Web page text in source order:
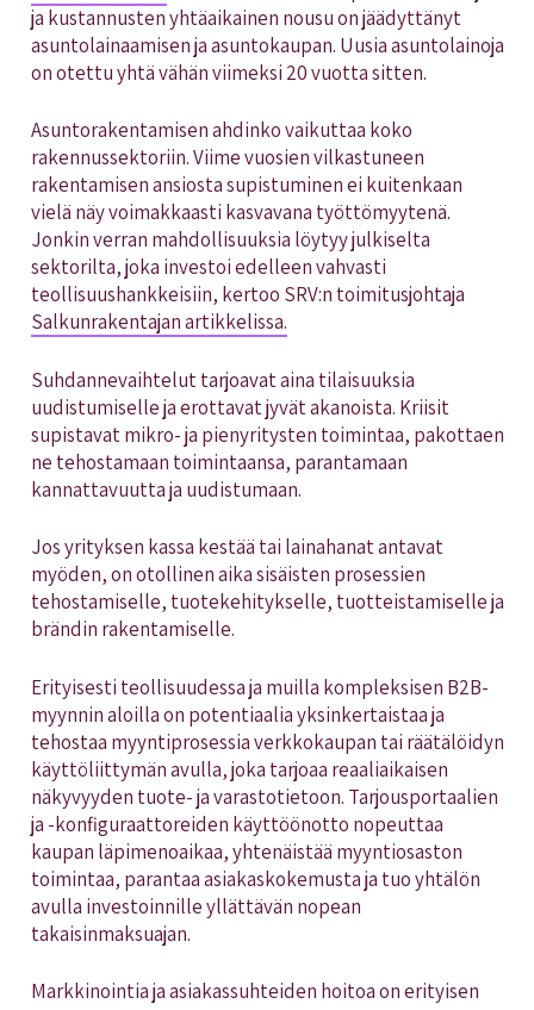
ja kus­tan­nus­ten yh­täai­kai­nen nou­su on jää­dyt­tä­nyt
asun­to­lai­naa­mi­sen ja asun­to­kau­pan. Uusia asuntolainoja
on otettu yhtä vähän viimeksi 20 vuotta sitten.
Asuntorakentamisen ahdinko vaikuttaa koko
rakennussektoriin. Viime vuosien vilkastuneen
rakentamisen ansiosta supistuminen ei kuitenkaan
vielä näy voimakkaasti kasvavana työttömyytenä.
Jonkin verran mahdollisuuksia löytyy julkiselta
sektorilta, joka investoi edelleen vahvasti
teollisuushankkeisiin, kertoo SRV:n toimitusjohtaja
Salkunrakentajan artikkelissa.
Suhdannevaihtelut tarjoavat aina tilaisuuksia
uudistumiselle ja erottavat jyvät akanoista. Kriisit
supistavat mikro- ja pienyritysten toimintaa, pakottaen
ne tehostamaan toimintaansa, parantamaan
kannattavuutta ja uudistumaan.
Jos yrityksen kassa kestää tai lainahanat antavat
myöden, on otollinen aika sisäisten prosessien
tehostamiselle, tuotekehitykselle, tuotteistamiselle ja
brändin rakentamiselle.
Erityisesti teollisuudessa ja muilla kompleksisen B2B-
myynnin aloilla on potentiaalia yksinkertaistaa ja
tehostaa myyntiprosessia verkkokaupan tai räätälöidyn
käyttöliittymän avulla, joka tarjoaa reaaliaikaisen
näkyvyyden tuote- ja varastotietoon. Tarjousportaalien
ja -konfiguraattoreiden käyttöönotto nopeuttaa
kaupan läpimenoaikaa, yhtenäistää myyntiosaston
toimintaa, parantaa asiakaskokemusta ja tuo yhtälön
avulla investoinnille yllättävän nopean
takaisinmaksuajan.
Markkinointia ja asiakassuhteiden hoitoa on erityisen